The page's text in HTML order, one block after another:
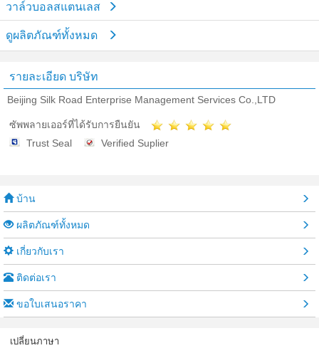
วาล์วบอลสแตนเลส
ดูผลิตภัณฑ์ทั้งหมด
รายละเอียด บริษัท
Beijing Silk Road Enterprise Management Services Co.,LTD
ซัพพลายเออร์ที่ได้รับการยืนยัน
Trust Seal
Verified Suplier
บ้าน
ผลิตภัณฑ์ทั้งหมด
เกี่ยวกับเรา
ติดต่อเรา
ขอใบเสนอราคา
เปลี่ยนภาษา